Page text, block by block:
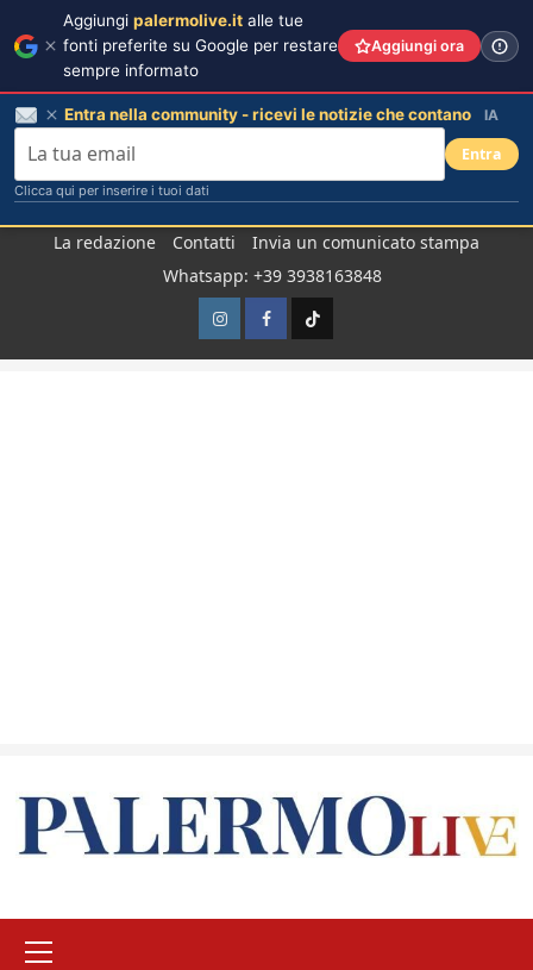
La redazione Contatti
Invia un comunicato stampa
Whatsapp: +39 3938163848
InstagramFacebook
TikTok
principale
Aggiungi palermolive.it alle tue
fonti preferite su Google per restare
sempre informato
Aggiungi ora
Entra nella community - ricevi le notizie che contano IA
Entra
Clicca qui per inserire i tuoi dati